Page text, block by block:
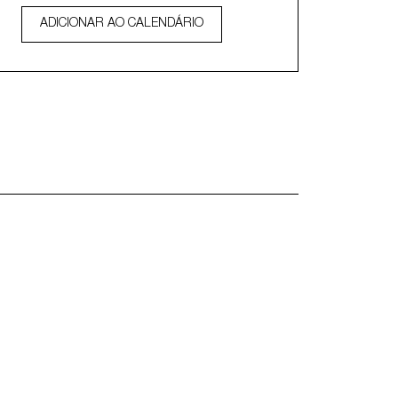
ADICIONAR AO CALENDÁRIO